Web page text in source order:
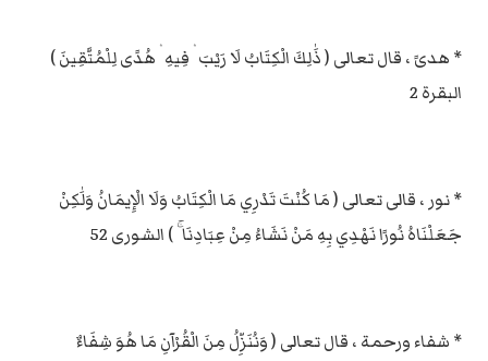
* هدىً ، قال تعالى ( ذَٰلِكَ الْكِتَابُ لَا رَيْبَ ۛ فِيهِ ۛ هُدًى لِلْمُتَّقِينَ )
البقرة 2
* نور ، قالى تعالى ( مَا كُنْتَ تَدْرِي مَا الْكِتَابُ وَلَا الْإِيمَانُ وَلَٰكِنْ
جَعَلْنَاهُ نُورًا نَهْدِي بِهِ مَنْ نَشَاءُ مِنْ عِبَادِنَا ۚ ) الشورى 52
* شفاء ورحمة ، قال تعالى ( وَنُنَزِّلُ مِنَ الْقُرْآنِ مَا هُوَ شِفَاءٌ